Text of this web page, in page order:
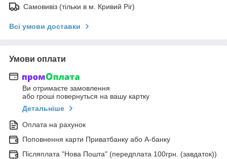
Самовивіз (тільки в м. Кривий Ріг)
Всі умови доставки
Умови оплати
Ви отримаєте замовлення
або гроші повернуться на вашу картку
Детальніше
Оплата на рахунок
Поповнення карти Приватбанку або А-банку
Післяплата "Нова Пошта" (передплата 100грн. (завдаток))